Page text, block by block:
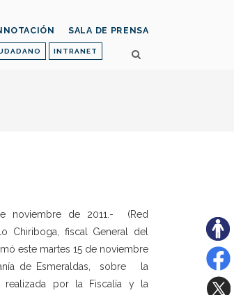
INTRANET
SALA DE PRENSA
noviembre de 2011.- (Red
Chiriboga, fiscal General del
este martes 15 de noviembre
de Esmeraldas, sobre la
realizada por la Fiscalía y la